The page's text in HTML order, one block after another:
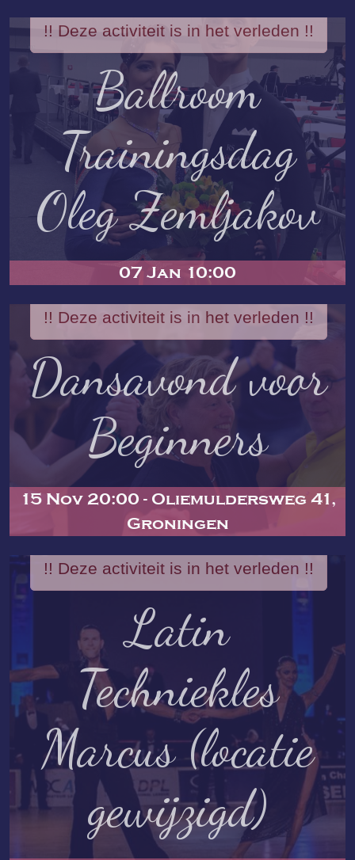
!! Deze activiteit is in het verleden !!
Ballroom
Trainingsdag
Oleg Zemljakov
07 Jan 10:00
!! Deze activiteit is in het verleden !!
Dansavond voor
Beginners
15 Nov 20:00 - Oliemuldersweg 41,
Groningen
!! Deze activiteit is in het verleden !!
Latin
Techniekles
Marcus (locatie
gewijzigd)